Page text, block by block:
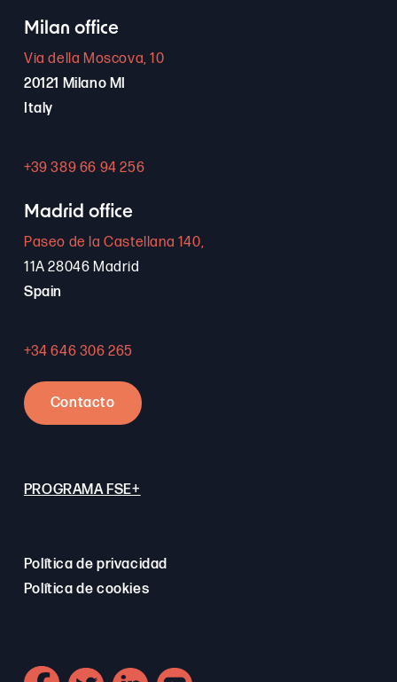
Milan office
Via della Moscova, 10
20121 Milano MI
Italy
+39 389 66 94 256
Madrid office
Paseo de la Castellana 140,
11A 28046 Madrid
Spain
+34 646 306 265
Contacto
PROGRAMA FSE+
Política de privacidad
Política de cookies